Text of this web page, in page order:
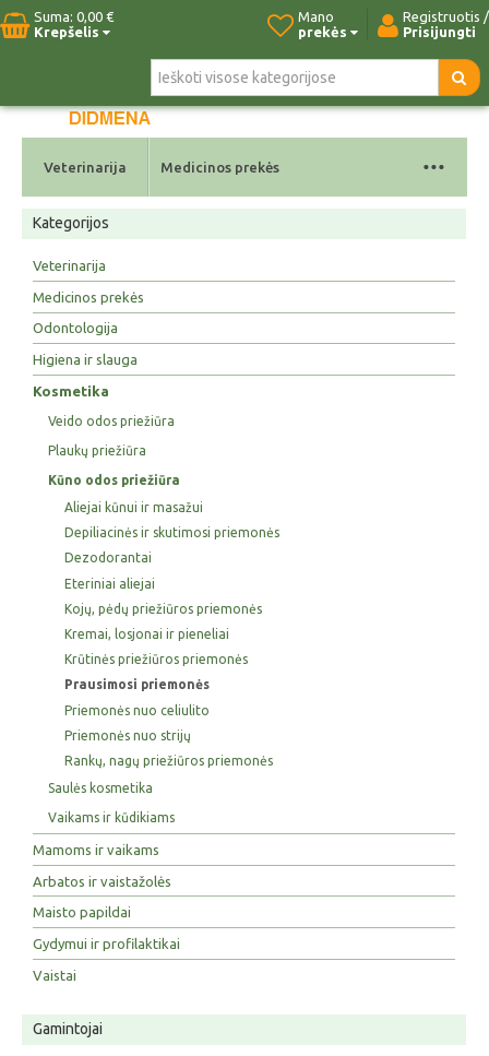
Suma: 0,00 €
Krepšelis
Registruotis /
Prisijungti
Mano
prekės
Pradžia Naujos prekės Kontaktai
Veterinarija Medicinos prekės ...
Kategorijos
Veterinarija
Medicinos prekės
Odontologija
Higiena ir slauga
Kosmetika
Veido odos priežiūra
Plaukų priežiūra
Kūno odos priežiūra
Aliejai kūnui ir masažui
Depiliacinės ir skutimosi priemonės
Dezodorantai
Eteriniai aliejai
Kojų, pėdų priežiūros priemonės
Kremai, losjonai ir pieneliai
Krūtinės priežiūros priemonės
Prausimosi priemonės
Priemonės nuo celiulito
Priemonės nuo strijų
Rankų, nagų priežiūros priemonės
Saulės kosmetika
Vaikams ir kūdikiams
Mamoms ir vaikams
Arbatos ir vaistažolės
Maisto papildai
Gydymui ir profilaktikai
Vaistai
Gamintojai